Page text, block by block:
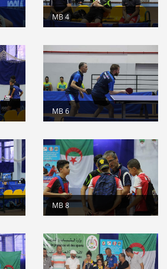
à la faculté des...Lire la suite
المرحلة الجهوية التأهيلية للبطولة...Lire la suite
pratiques 2025-2026...Lire la suite
MB 4
MB 6
MB 8